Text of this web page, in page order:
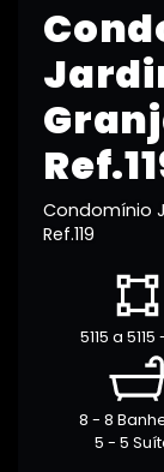
Condomínio
Ref.119
5115 a
8 - 8
5 - 5